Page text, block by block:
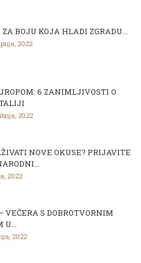
BOJU KOJA HLADI ZGRADU...
2022
6 ZANIMLJIVOSTI O
2022
NOVE OKUSE? PRIJAVITE
2022
VEČERA S DOBROTVORNIM
U...
2022